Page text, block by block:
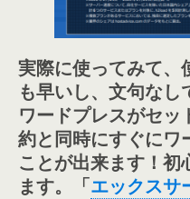
実際に使ってみて、
も早いし、文句な
ワードプレスがセッ
約と同時にすぐにワ
ことが出来ます！初
ます。「エックスサ